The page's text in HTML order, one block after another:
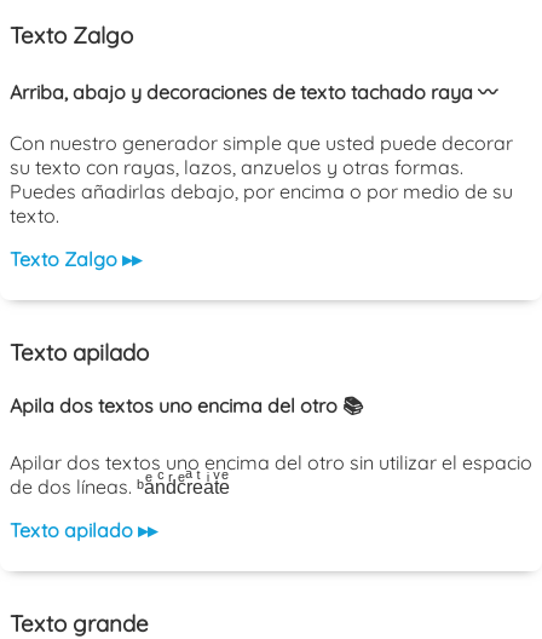
Texto Zalgo
Arriba, abajo y decoraciones de texto tachado raya 〰️
Con nuestro generador simple que usted puede decorar
su texto con rayas, lazos, anzuelos y otras formas.
Puedes añadirlas debajo, por encima o por medio de su
texto.
Texto Zalgo ▸▸
Texto apilado
Apila dos textos uno encima del otro 📚
Apilar dos textos uno encima del otro sin utilizar el espacio
de dos líneas. ᵇaͤnͨdͬcͤrͣeͭaͥtͮeͤ
Texto apilado ▸▸
Texto grande